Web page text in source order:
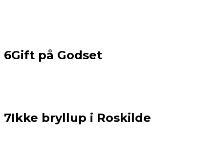
6Gift på Godset
7Ikke bryllup i Roskilde